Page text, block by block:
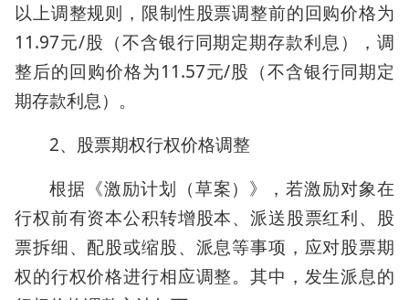
以上调整规则，限制性股票调整前的回购价格为
11.97元/股（不含银行同期定期存款利息），调
整后的回购价格为11.57元/股（不含银行同期定
期存款利息）。
2、股票期权行权价格调整
根据《激励计划（草案）》，若激励对象在
行权前有资本公积转增股本、派送股票红利、股
票拆细、配股或缩股、派息等事项，应对股票期
权的行权价格进行相应调整。其中，发生派息的